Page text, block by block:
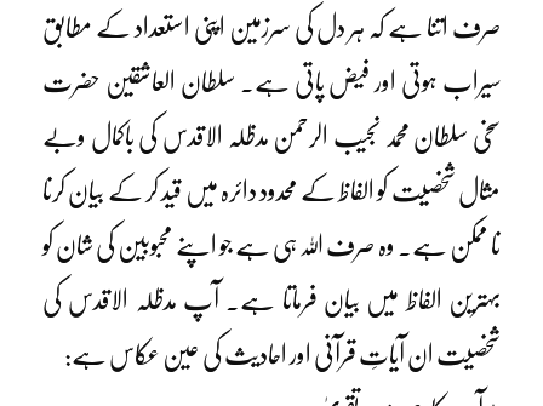
صرف اتنا ہے کہ ہر دل کی سرزمین اپنی استعداد کے مطابق
سیراب ہوتی اور فیض پاتی ہے۔ سلطان العاشقین حضرت
سخی سلطان محمد نجیب الرحمن مدظلہ الاقدس کی باکمال وبے
مثال شخصیت کو الفاظ کے محدود دائرہ میں قید کر کے بیان کرنا
نا ممکن ہے۔ وہ صرف اللہ ہی ہے جو اپنے محبوبین کی شان کو
بہترین الفاظ میں بیان فرماتا ہے۔ آپ مدظلہ الاقدس کی
شخصیت ان آیاتِ قرآنی اور احادیث کی عین عکاس ہے: